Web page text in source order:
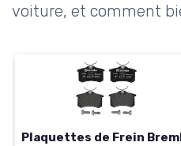
voiture, et comment
Plaquettes de Frein